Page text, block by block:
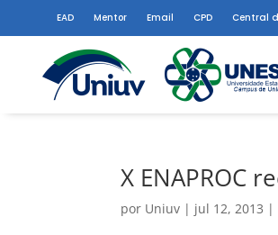
EAD Mentor Email CPD Central
X ENAPROC
por Uniuv | jul 12, 2013 |